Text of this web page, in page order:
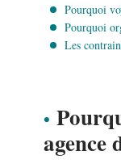
Pourquoi
Pourquoi
Les
agence